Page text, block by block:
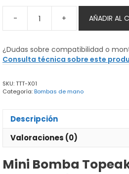
-
Bomba
Two
Timer
+ AÑADIR AL
¿Dudas sobre compatibilidad o
Consulta técnica sobre este
SKU:TTT-X01
Categoría:Bombas de mano
Descripción
Valoraciones (0)
Mini Bomba